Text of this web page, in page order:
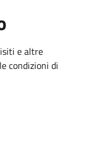
e altre
condizioni di